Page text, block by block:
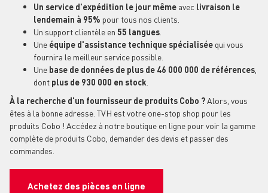
Un service d'expédition le jour même avec livraison le
lendemain à 95% pour tous nos clients.
Un support clientèle en 55 langues
Une équipe d'assistance technique spécialisée qui vous
fournira le meilleur service possible.
Une base de données de plus de 46 000 000 de références
dont plus de 930 000 en stock
À la recherche d'un fournisseur de produits Cobo ?Alors, vous
êtes à la bonne adresse. TVH est votre one-stop shop pour les
produits Cobo ! Accédez à notre boutique en ligne pour voir la gamme
complète de produits Cobo, demander des devis et passer des
commandes.
Achetez des pièces en ligne